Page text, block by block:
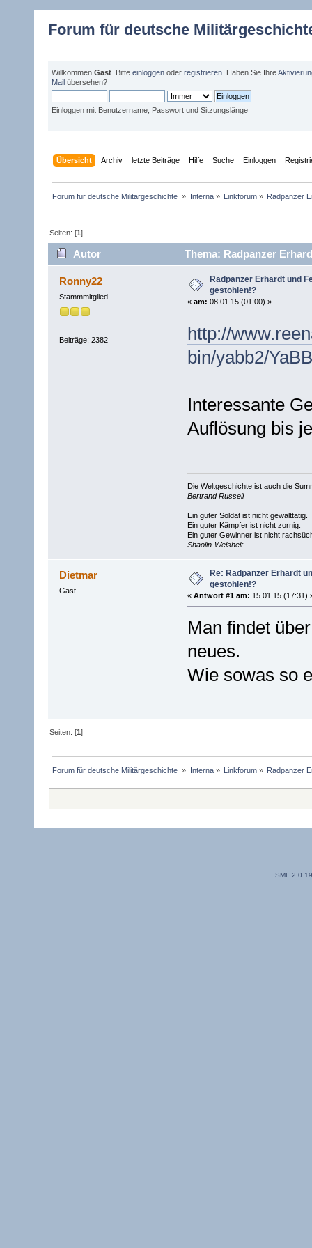
Forum für deutsche
Willkommen Gast . Bitte einloggen oder registrieren . Haben Sie Ihre
Mail übersehen?
Einloggen mit Benutzername, Passwort und Sitzungslänge
Übersicht Archiv letzte Beiträge Hilfe Suche Einloggen
Forum für deutsche Militärgeschichte » Interna» Linkforum» Radpanzer
Seiten: [1]
Autor Thema: Radpanzer
Ronny22
Stammmitglied
Beiträge: 2382
Radpanzer Erhardt und
gestohlen!?
« am: 08.01.15 (01:00) »
http://
bin/yabb2/
Interessante
Auflösung bis
Die Weltgeschichte ist auch die
Bertrand Russell
Ein guter Soldat ist nicht gewalttätig.
Ein guter Kämpfer ist nicht zornig.
Ein guter Gewinner ist nicht
Shaolin-Weisheit
Dietmar
Gast
Re: Radpanzer Erhardt
gestohlen!?
« Antwort #1 am: 15.01.15 (17:31)
Man findet
neues.
Wie sowas so
Seiten: [1]
Forum für deutsche Militärgeschichte » Interna» Linkforum» Radpanzer
SMF 2.0.19